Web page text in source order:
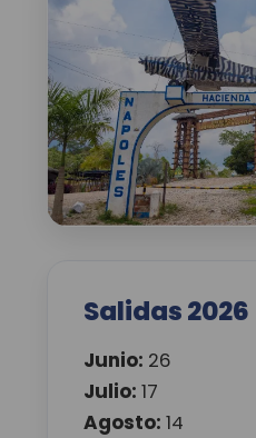
Salidas 2026
Junio: 26
Julio: 17
Agosto: 14